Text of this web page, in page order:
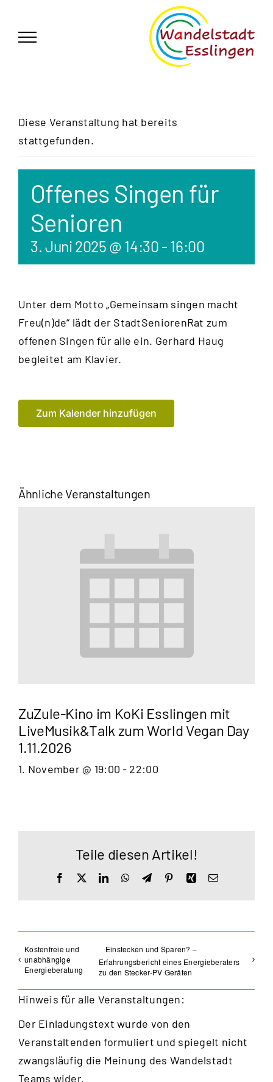
springen
Diese Veranstaltung hat bereits
stattgefunden.
Offenes Singen für
Senioren
3. Juni 2025 @ 14:30 - 16:00
Unter dem Motto „Gemeinsam singen macht
Freu(n)de“ lädt der StadtSeniorenRat zum
offenen Singen für alle ein. Gerhard Haug
begleitet am Klavier.
Zum Kalender hinzufügen
Ähnliche Veranstaltungen
ZuZule-Kino im KoKi Esslingen mit
LiveMusik&Talk zum World Vegan Day
1.11.2026
1. November @ 19:00 - 22:00
Teile diesen Artikel!
Facebook LinkedInWhatsApp
TelegramPinterestXingE-
Kostenfreie und
unabhängige
Energieberatung
Einstecken und Sparen? –
Erfahrungsbericht eines Energieberaters
zu den Stecker-PV Geräten
Hinweis für alle Veranstaltungen:
Der Einladungstext wurde von den
Veranstaltenden formuliert und spiegelt nicht
zwangsläufig die Meinung des Wandelstadt
Teams wider.